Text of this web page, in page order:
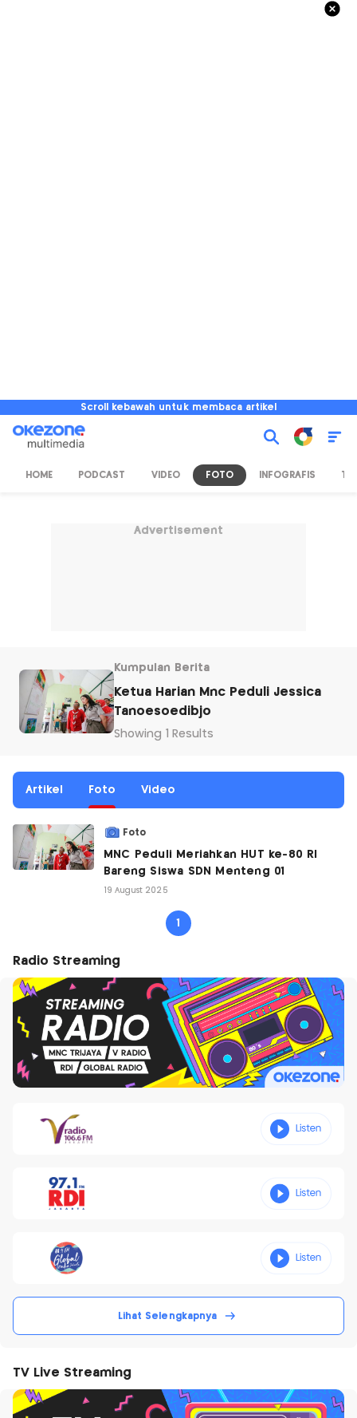
Scroll kebawah untuk membaca artikel
HOME PODCAST VIDEO FOTO INFOGRAFIS TV
Advertisement
Kumpulan Berita
Ketua Harian Mnc Peduli Jessica
Tanoesoedibjo
Showing 1 Results
Artikel Foto Video
Foto
MNC Peduli Meriahkan HUT ke-80 RI
Bareng Siswa SDN Menteng 01
19 August 2025
1
Radio Streaming
Lihat Selengkapnya
TV Live Streaming